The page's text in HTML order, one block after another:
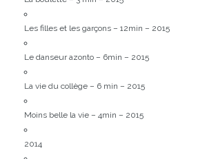
Les filles et les garçons – 12min – 2015
Le danseur azonto – 6min – 2015
La vie du collège – 6 min – 2015
Moins belle la vie – 4min – 2015
2014